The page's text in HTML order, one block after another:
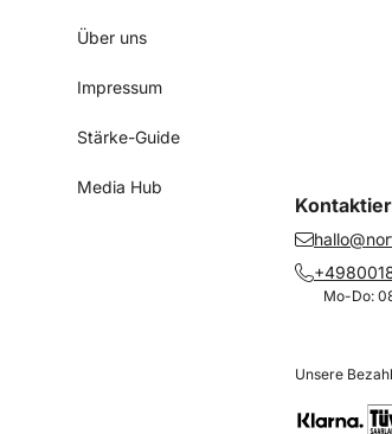
Mo-Do:
Über uns
Impressum
Stärke-Guide
Media Hub
Unsere